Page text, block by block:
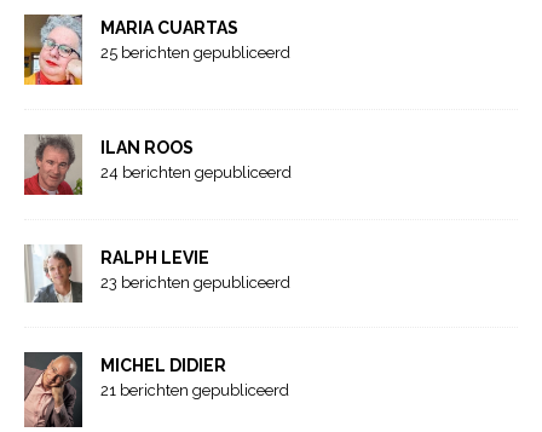
MARIA CUARTAS
25 berichten gepubliceerd
ILAN ROOS
24 berichten gepubliceerd
RALPH LEVIE
23 berichten gepubliceerd
MICHEL DIDIER
21 berichten gepubliceerd